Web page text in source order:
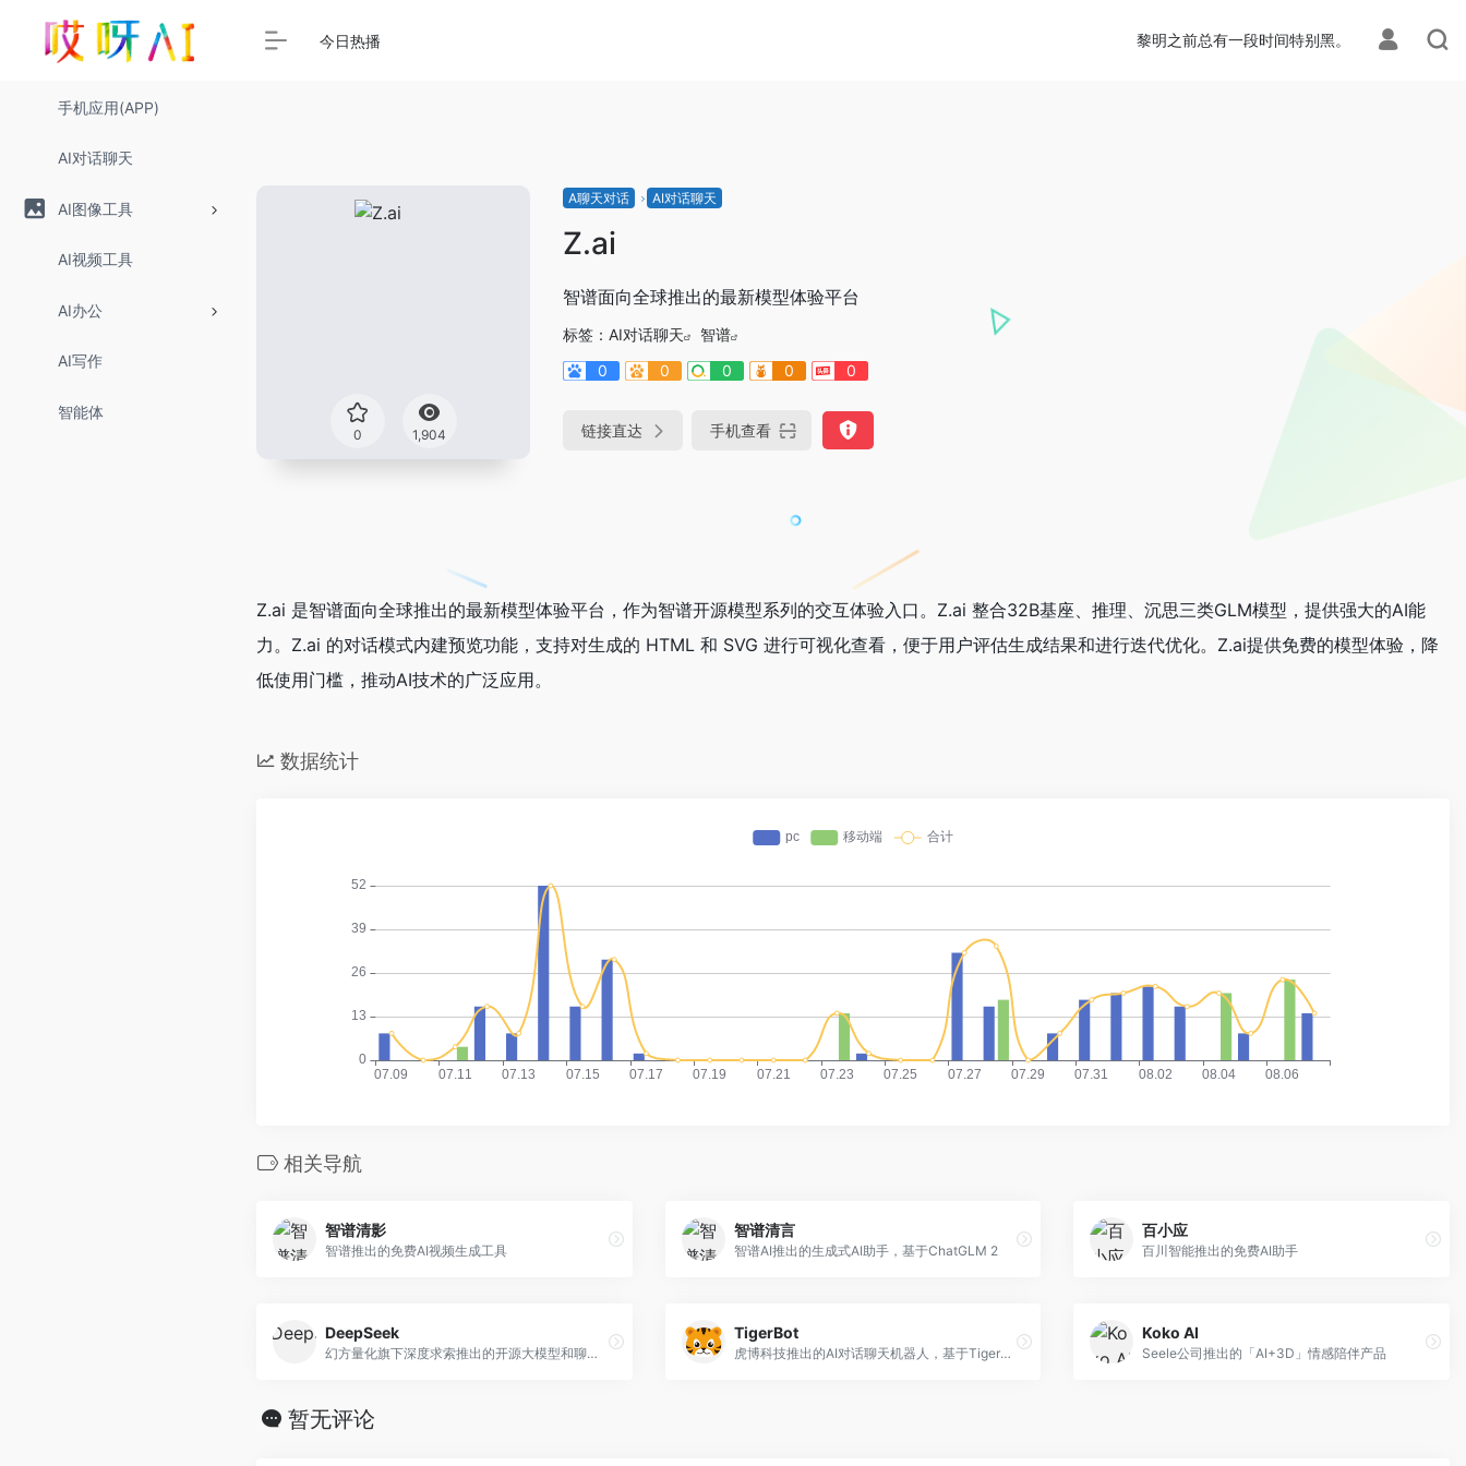
手机应用(APP)
AI对话聊天
AI图像工具
AI视频工具
AI办公
AI写作
智能体
今日热播 黎明之前总有一段时间特别黑。
0 1,904
A聊天对话 AI对话聊天
Z.ai
智谱面向全球推出的最新模型体验平台
标签： AI对话聊天
智谱
0
0 0 0 0
链接直达 手机查看
Z.ai 是智谱面向全球推出的最新模型体验平台，作为智谱开源模型系列的交互体验入口。Z.ai 整合32B基座、推理、沉思三类GLM模型，提供强大的AI能
力。Z.ai 的对话模式内建预览功能，支持对生成的 HTML 和 SVG 进行可视化查看，便于用户评估生成结果和进行迭代优化。Z.ai提供免费的模型体验，降
低使用门槛，推动AI技术的广泛应用。
数据统计
相关导航
智谱清影
智谱推出的免费AI视频生成工具
智谱清言
智谱AI推出的生成式AI助手，基于ChatGLM 2
百小应
百川智能推出的免费AI助手
DeepSeek
幻方量化旗下深度求索推出的开源大模型和聊天助手
TigerBot
虎博科技推出的AI对话聊天机器人，基于TigerBot开源大模型
Koko AI
Seele公司推出的「AI+3D」情感陪伴产品
暂无评论